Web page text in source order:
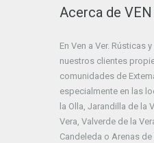
Acerca de VEN
En Ven a Ver. Rústicas
nuestros clientes
comunidades de
especialmente en las
la Olla, Jarandilla de la
Vera, Valverde de la
Candeleda o Arenas de